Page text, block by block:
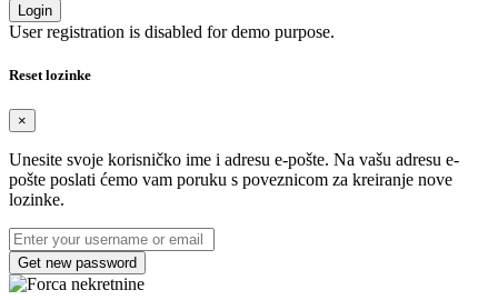
Login
User registration is disabled for demo purpose.
Reset lozinke
×
Unesite svoje korisničko ime i adresu e-pošte. Na vašu adresu e-
pošte poslati ćemo vam poruku s poveznicom za kreiranje nove
lozinke.
Get new password